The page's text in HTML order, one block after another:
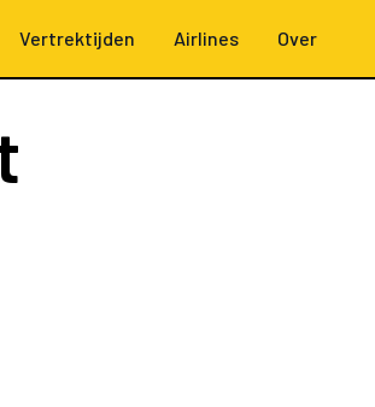
Vertrektijden Airlines Over